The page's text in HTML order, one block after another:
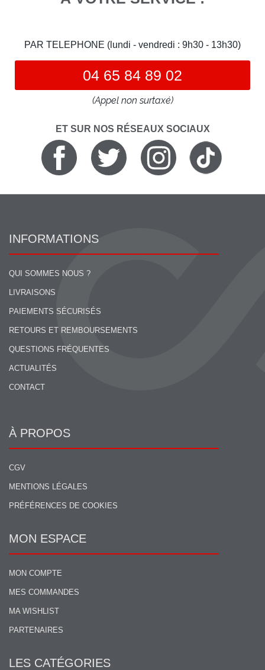
PAR TELEPHONE (lundi - vendredi : 9h30 - 13h30)
04 65 84 89 02
(Appel non surtaxé)
ET SUR NOS RÉSEAUX SOCIAUX
INFORMATIONS
QUI SOMMES NOUS ?
LIVRAISONS
PAIEMENTS SÉCURISÉS
RETOURS ET REMBOURSEMENTS
QUESTIONS FRÉQUENTES
ACTUALITÉS
CONTACT
À PROPOS
CGV
MENTIONS LÉGALES
PRÉFÉRENCES DE COOKIES
MON ESPACE
MON COMPTE
MES COMMANDES
MA WISHLIST
PARTENAIRES
LES CATÉGORIES